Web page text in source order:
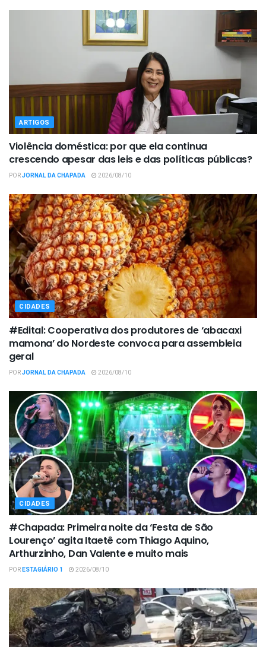
ARTIGOS
Violência doméstica: por que ela continua
crescendo apesar das leis e das políticas públicas?
PORJORNAL DA CHAPADA 2026/08/10
CIDADES
#Edital: Cooperativa dos produtores de ‘abacaxi
mamona’ do Nordeste convoca para assembleia
geral
PORJORNAL DA CHAPADA 2026/08/10
CIDADES
#Chapada: Primeira noite da ‘Festa de São
Lourenço’ agita Itaetê com Thiago Aquino,
Arthurzinho, Dan Valente e muito mais
PORESTAGIÁRIO 1 2026/08/10